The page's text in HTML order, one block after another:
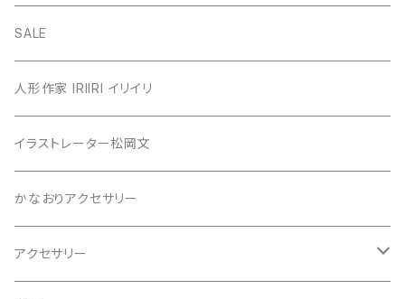
カーディガン
カットソー
チュニック
ニット
ベスト
SALE
人形作家 IRIIRI イリイリ
イラストレーター松岡文
かなおりアクセサリー
アクセサリー